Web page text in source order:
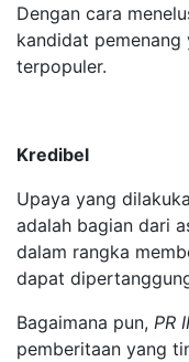
Dengan cara
kandidat pemenang
terpopuler.
Kredibel
Upaya yang
adalah bagian dari
dalam rangka
dapat
Bagaimana pun, PR
pemberitaan yang